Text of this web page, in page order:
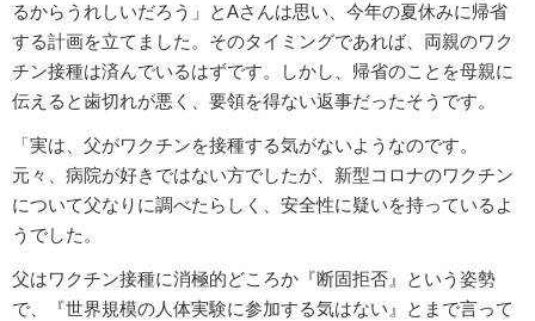
るからうれしいだろう」とAさんは思い、今年の夏休みに帰省
する計画を立てました。そのタイミングであれば、両親のワク
チン接種は済んでいるはずです。しかし、帰省のことを母親に
伝えると歯切れが悪く、要領を得ない返事だったそうです。
「実は、父がワクチンを接種する気がないようなのです。
元々、病院が好きではない方でしたが、新型コロナのワクチン
について父なりに調べたらしく、安全性に疑いを持っているよ
うでした。
父はワクチン接種に消極的どころか『断固拒否』という姿勢
で、『世界規模の人体実験に参加する気はない』とまで言って